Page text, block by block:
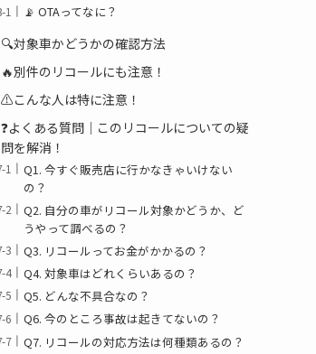
📡 OTAってなに？
🔍対象車かどうかの確認方法
🔥別件のリコールにも注意！
⚠こんな人は特に注意！
❓よくある質問｜このリコールについての疑
問を解消！
Q1. 今すぐ販売店に行かなきゃいけない
の？
Q2. 自分の車がリコール対象かどうか、ど
うやって調べるの？
Q3. リコールってお金がかかるの？
Q4. 対象車はどれくらいあるの？
Q5. どんな不具合なの？
Q6. 今のところ事故は起きてないの？
Q7. リコールの対応方法は何種類あるの？